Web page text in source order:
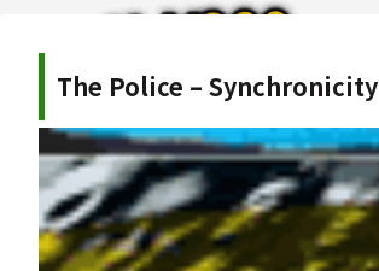
The Police – Synchronicity